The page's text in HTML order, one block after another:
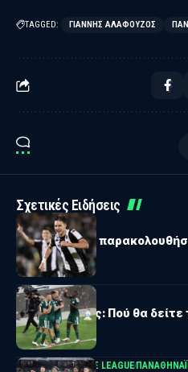
TAGGED: ΓΙΆΝΝΗΣ ΑΛΑΦΟΎΖΟΣ
Σχετικές Ειδήσεις
ΠΑΝΑΘΗΝΑΪΚΟΣ
Κοτσόλης: Θα
Παρτιζάν
ΠΑΝΑΘΗΝΑΪΚΟΣ
Παναθηναϊκός: Πού θα δείτε
1948
UEFA CONFERENCE LEAGUE